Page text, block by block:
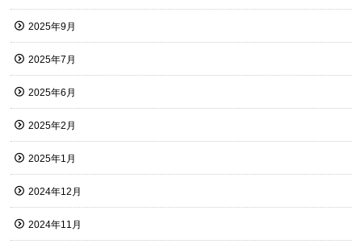
2025年9月
2025年7月
2025年6月
2025年2月
2025年1月
2024年12月
2024年11月